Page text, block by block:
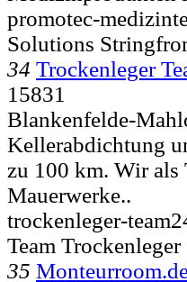
promotec-
Solutions
34 Trockenleger
15831
Blankenfelde-
Kellerabdichtung
zu 100 km. Wir als
Mauerwerke..
trockenleger-
Team
35